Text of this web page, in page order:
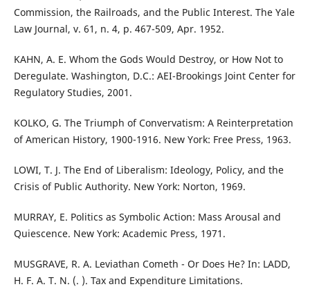
Commission, the Railroads, and the Public Interest. The Yale
Law Journal, v. 61, n. 4, p. 467-509, Apr. 1952.
KAHN, A. E. Whom the Gods Would Destroy, or How Not to
Deregulate. Washington, D.C.: AEI-Brookings Joint Center for
Regulatory Studies, 2001.
KOLKO, G. The Triumph of Convervatism: A Reinterpretation
of American History, 1900-1916. New York: Free Press, 1963.
LOWI, T. J. The End of Liberalism: Ideology, Policy, and the
Crisis of Public Authority. New York: Norton, 1969.
MURRAY, E. Politics as Symbolic Action: Mass Arousal and
Quiescence. New York: Academic Press, 1971.
MUSGRAVE, R. A. Leviathan Cometh - Or Does He? In: LADD,
H. F. A. T. N. (. ). Tax and Expenditure Limitations.